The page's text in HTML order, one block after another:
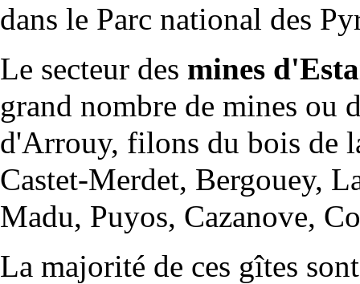
dans le Parc national des
Le secteur des mines
grand nombre de mines ou
d'Arrouy, filons du bois de
Castet-Merdet, Bergouey,
Madu, Puyos, Cazanove,
La majorité de ces gîtes